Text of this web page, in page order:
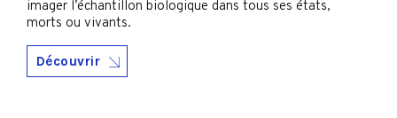
imager l’échantillon biologique dans tous ses états,
morts ou vivants.
Découvrir